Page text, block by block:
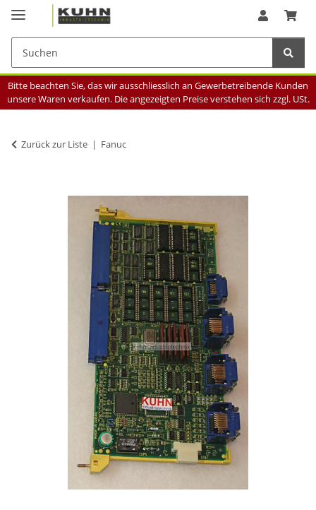
Bitte beachten Sie, das wir ausschliesslich an Gewerbetreibende Kunden
unsere Waren verkaufen. Die angezeigten Preise verstehen sich zzgl. USt.
Zurück zur Liste Fanuc